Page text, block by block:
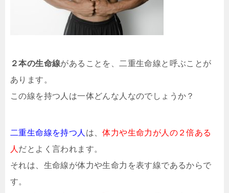
２本の生命線があることを、二重生命線と呼ぶことが
あります。
この線を持つ人は一体どんな人なのでしょうか？
二重生命線を持つ人 は、体力や生命力が人の２倍ある
人 だとよく言われます。
それは、生命線が体力や生命力を表す線であるからで
す。